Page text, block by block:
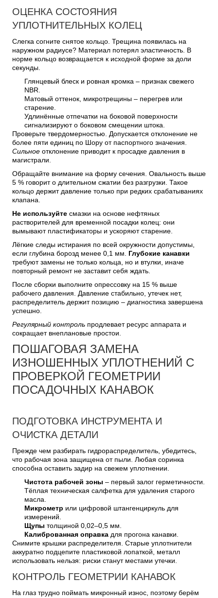
ОЦЕНКА СОСТОЯНИЯ
УПЛОТНИТЕЛЬНЫХ КОЛЕЦ
Слегка согните снятое кольцо. Трещина появилась на
наружном радиусе? Материал потерял эластичность. В
норме кольцо возвращается к исходной форме за доли
секунды.
Глянцевый блеск и ровная кромка – признак свежего
NBR.
Матовый оттенок, микротрещины – перегрев или
старение.
Удлинённые отпечатки на боковой поверхности
сигнализируют о боковом смещении штока.
Проверьте твердомерностью. Допускается отклонение не
более пяти единиц по Шору от паспортного значения.
Сильное отклонение приводит к просадке давления в
магистрали.
Обращайте внимание на форму сечения. Овальность выше
5 % говорит о длительном сжатии без разгрузки. Такое
кольцо держит давление только при редких срабатываниях
клапана.
Не используйте смазки на основе нефтяных
растворителей для временной посадки колец: они
вымывают пластификаторы и ускоряют старение.
Лёгкие следы истирания по всей окружности допустимы,
если глубина борозд менее 0,1 мм. Глубокие канавки
требуют замены не только кольца, но и втулки, иначе
повторный ремонт не заставит себя ждать.
После сборки выполните опрессовку на 15 % выше
рабочего давления. Давление стабильно, утечек нет,
распределитель держит позицию – диагностика завершена
успешно.
Регулярный контроль продлевает ресурс аппарата и
сокращает внеплановые простои.
ПОШАГОВАЯ ЗАМЕНА
ИЗНОШЕННЫХ УПЛОТНЕНИЙ С
ПРОВЕРКОЙ ГЕОМЕТРИИ
ПОСАДОЧНЫХ КАНАВОК
ПОДГОТОВКА ИНСТРУМЕНТА И
ОЧИСТКА ДЕТАЛИ
Прежде чем разбирать гидрораспределитель, убедитесь,
что рабочая зона защищена от пыли. Любая соринка
способна оставить задир на свежем уплотнении.
Чистота рабочей зоны – первый залог герметичности.
Тёплая техническая салфетка для удаления старого
масла.
Микрометр или цифровой штангенциркуль для
измерений.
Щупы толщиной 0,02–0,5 мм.
Калиброванная оправка для прогона канавки.
Снимите крышки распределителя. Старые уплотнители
аккуратно подцепите пластиковой лопаткой, металл
использовать нельзя: риски станут местами утечки.
КОНТРОЛЬ ГЕОМЕТРИИ КАНАВОК
На глаз трудно поймать микронный износ, поэтому берём